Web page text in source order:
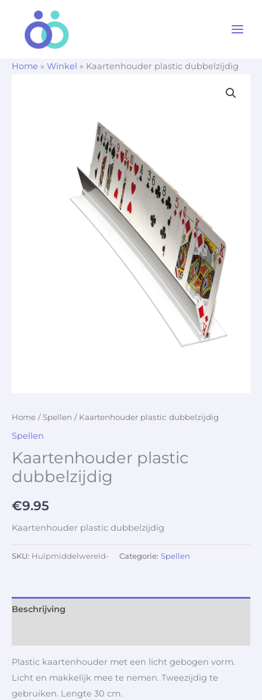
Home » Winkel » Kaartenhouder plastic dubbelzijdig
Home / Spellen / Kaartenhouder plastic dubbelzijdig
Spellen
Kaartenhouder plastic
dubbelzijdig
€9.95
Kaartenhouder plastic dubbelzijdig
SKU: Hulpmiddelwereld- Categorie: Spellen
Beschrijving
Plastic kaartenhouder met een licht gebogen vorm.
Licht en makkelijk mee te nemen. Tweezijdig te
gebruiken. Lengte 30 cm.